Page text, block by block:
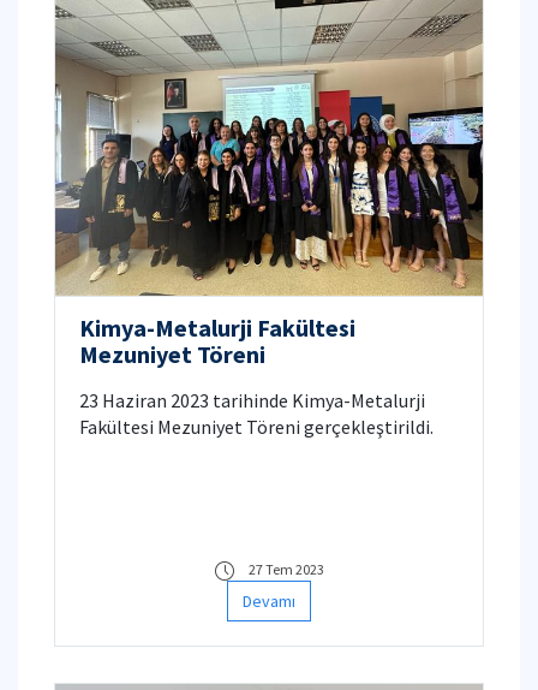
Kimya-Metalurji Fakültesi
Mezuniyet Töreni
23 Haziran 2023 tarihinde Kimya-Metalurji
Fakültesi Mezuniyet Töreni gerçekleştirildi.
27 Tem 2023
Devamı